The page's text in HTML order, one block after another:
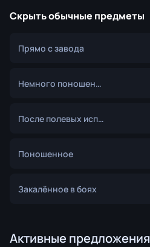
Скрыть обычные предметы
Прямо с завода
Немного поношенное
После полевых испытаний
Поношенное
Закалённое в боях
Активные предложения